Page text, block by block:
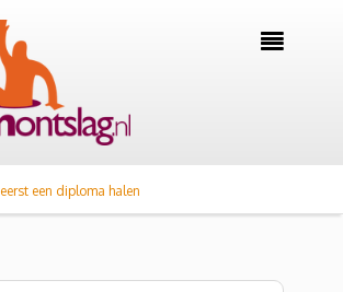

eerst een diploma halen